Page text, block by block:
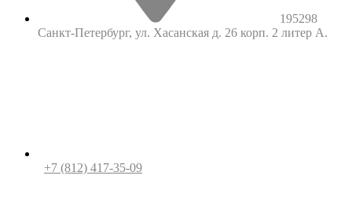
195298
Санкт-Петербург, ул. Хасанская д. 26 корп. 2 литер А.
+7 (812) 417-35-09